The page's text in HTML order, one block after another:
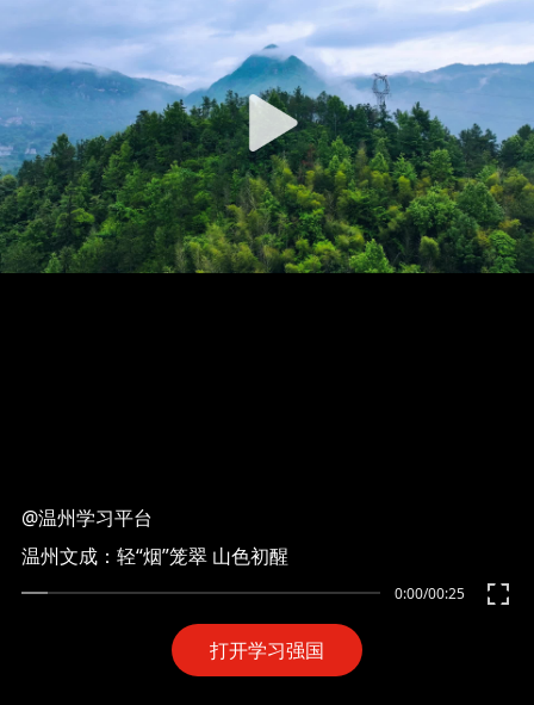
打开学习强国
0:00/00:25
@温州学习平台
温州文成：轻“烟”笼翠 山色初醒